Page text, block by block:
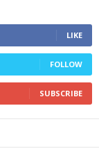
LIKE
FOLLOW
SUBSCRIBE